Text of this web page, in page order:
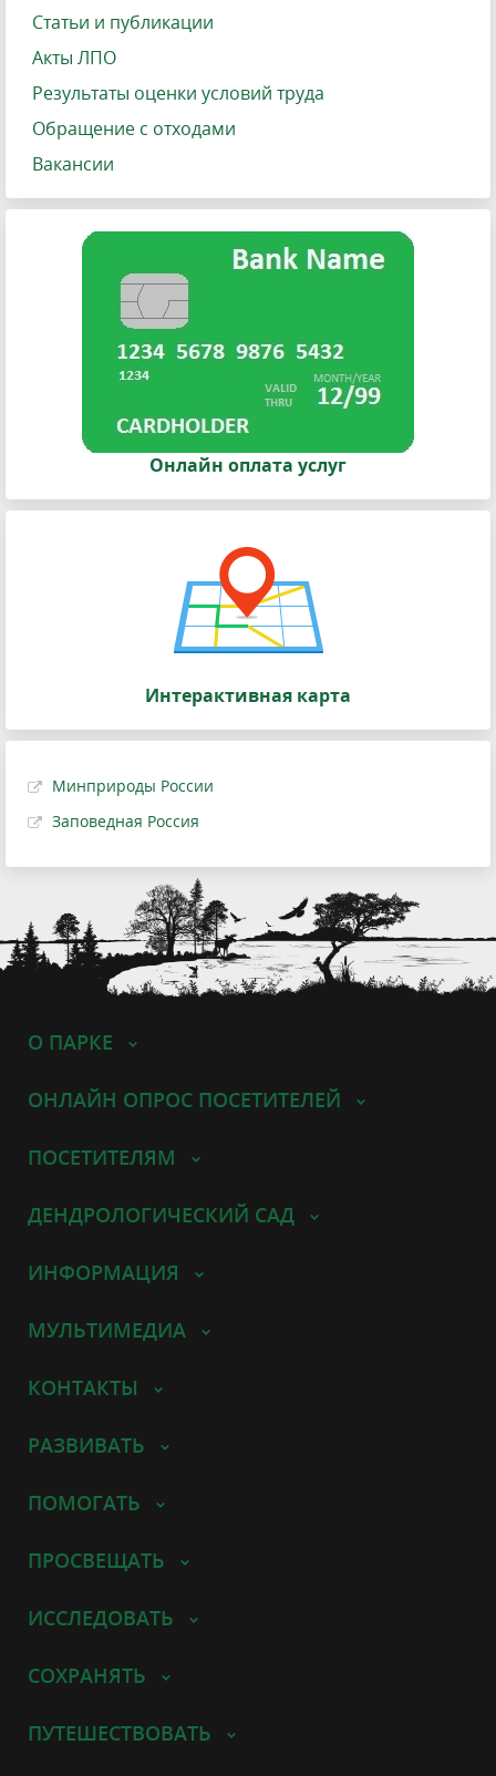
Статьи и публикации
Акты ЛПО
Результаты оценки условий труда
Обращение с отходами
Вакансии
Онлайн оплата услуг
Интерактивная карта
Минприроды России
Заповедная Россия
О ПАРКЕ
ОНЛАЙН ОПРОС ПОСЕТИТЕЛЕЙ
ПОСЕТИТЕЛЯМ
ДЕНДРОЛОГИЧЕСКИЙ САД
ИНФОРМАЦИЯ
МУЛЬТИМЕДИА
КОНТАКТЫ
РАЗВИВАТЬ
ПОМОГАТЬ
ПРОСВЕЩАТЬ
ИССЛЕДОВАТЬ
СОХРАНЯТЬ
ПУТЕШЕСТВОВАТЬ